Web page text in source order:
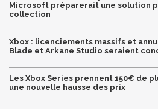
Microsoft préparerait une solution
collection
Xbox : licenciements massifs et
Blade et Arkane Studio seraient
Les Xbox Series prennent 150€ de
une nouvelle hausse des prix